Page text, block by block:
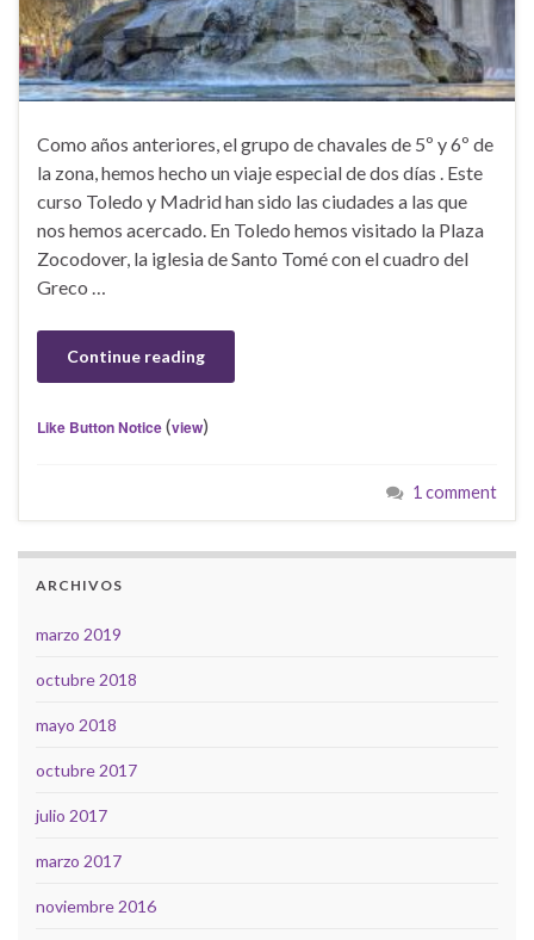
Como años anteriores, el grupo de chavales de 5º y 6º de
la zona, hemos hecho un viaje especial de dos días . Este
curso Toledo y Madrid han sido las ciudades a las que
nos hemos acercado. En Toledo hemos visitado la Plaza
Zocodover, la iglesia de Santo Tomé con el cuadro del
Greco …
Continue reading
Like Button Notice(view)
1 comment
ARCHIVOS
marzo 2019
octubre 2018
mayo 2018
octubre 2017
julio 2017
marzo 2017
noviembre 2016